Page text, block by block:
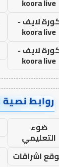
koora live
لايف -
koora live
لايف -
koora live
روابط نصية AA35872
ضوء
التعليمي
اشراقات